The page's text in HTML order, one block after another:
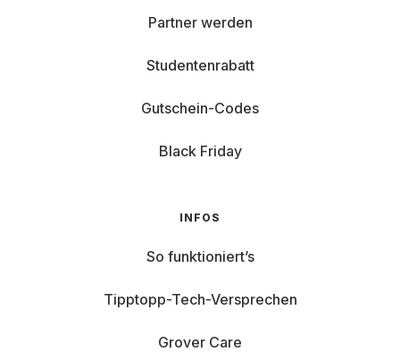
Partner werden
Studentenrabatt
Gutschein-Codes
Black Friday
INFOS
So funktioniert’s
Tipptopp-Tech-Versprechen
Grover Care